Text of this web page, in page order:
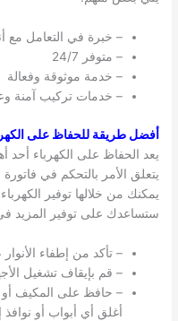
– خبرة في التعامل مع
– متوفر 24/7
– خدمة موثوقة وفعالة
– خدمات تركيب آمنة
أفضل طريقة للحفاظ على
يعد الحفاظ على الكهرباء أحد
يتعلق الأمر بالتحكم في
يمكنك من خلالها توفير
ستساعدك على توفير المزيد في
– تأكد من إطفاء الأنوار
– قم بإيقاف تشغيل
– حافظ على المكيف
أغلق أي أبواب أو نوافذ